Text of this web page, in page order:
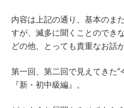
内容は上記の通り、基本のま
すが、滅多に聞くことのでき
どの他、とっても貴重なお話
第一回、第二回で見えてきた
『新・初中級編』。